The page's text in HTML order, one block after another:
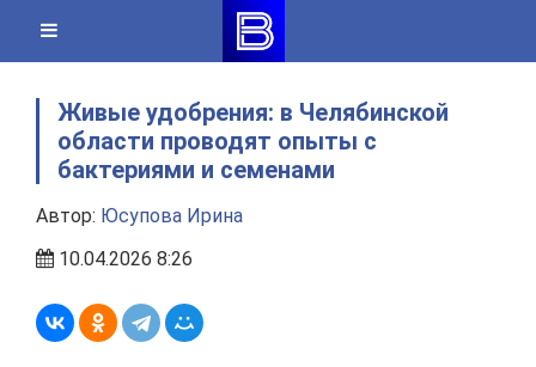
content
Живые удобрения: в Челябинской
области проводят опыты с
бактериями и семенами
Автор: Юсупова Ирина
10.04.2026 8:26